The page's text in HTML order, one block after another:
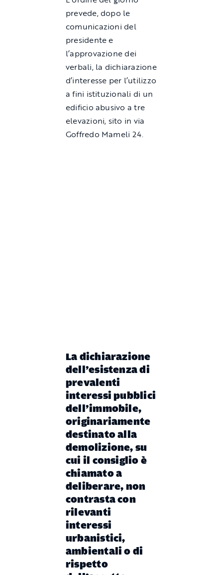
prevede, dopo le
comunicazioni del
presidente e
l’approvazione dei
verbali, la dichiarazione
d’interesse per l’utilizzo
a fini istituzionali di un
edificio abusivo a tre
elevazioni, sito in via
Goffredo Mameli 24.
La dichiarazione
dell’esistenza di
prevalenti
interessi pubblici
dell’immobile,
originariamente
destinato alla
demolizione, su
cui il consiglio è
chiamato a
deliberare, non
contrasta con
rilevanti
interessi
urbanistici,
ambientali o di
rispetto